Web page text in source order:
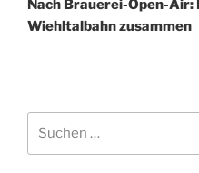
Nach Brauerei-Open-
Wiehltalbahn zusammen